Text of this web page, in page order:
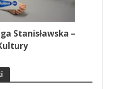
Stanisławska –